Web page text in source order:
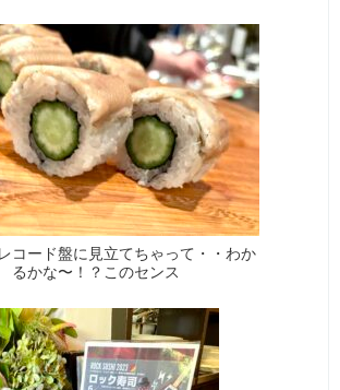
コード盤に見立てちゃって・・わか
るかな〜！？このセンス